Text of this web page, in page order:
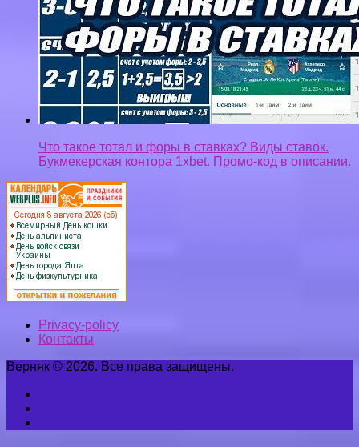
Что такое тотал и форы в ставках? Виды ставок.
Букмекерская контора 1xbet. Промо-код в описании.
Privacy-policy
Контакты
Верняк © 2026. Все права защищены.